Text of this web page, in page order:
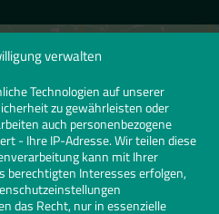
verwalten
Technologien auf unserer
zu gewährleisten oder
auch personenbezogene
- Ihre IP-Adresse. Wir teilen diese
kann mit Ihrer
berechtigten Interesses erfolgen,
das Recht, nur in essenzielle
Marketing-Cookies zu
diesen Inhalt zu
to accept marketing
this content